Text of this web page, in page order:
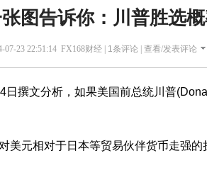
图告诉你：川普胜选
07-23 22:51:14 FX168财经 | 1条评论 | 查看/发表评论
文分析，如果美国前总统川普
元相对于日本等贸易伙伴货币走强的